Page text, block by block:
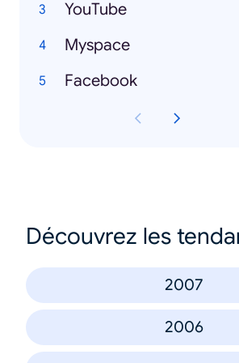
YouTube
Myspace
Facebook
Découvrez les
2007
2006